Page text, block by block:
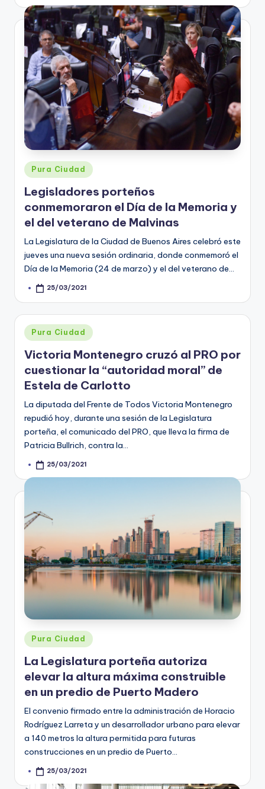
Posted
in
Pura Ciudad
Legisladores porteños
conmemoraron el Día de la Memoria y
el del veterano de Malvinas
La Legislatura de la Ciudad de Buenos Aires celebró este
jueves una nueva sesión ordinaria, donde conmemoró el
Día de la Memoria (24 de marzo) y el del veterano de…
Posted25/03/2021
Posted
in
Pura Ciudad
Victoria Montenegro cruzó al PRO por
cuestionar la “autoridad moral” de
Estela de Carlotto
La diputada del Frente de Todos Victoria Montenegro
repudió hoy, durante una sesión de la Legislatura
porteña, el comunicado del PRO, que lleva la firma de
Patricia Bullrich, contra la…
Posted25/03/2021
Posted
in
Pura Ciudad
La Legislatura porteña autoriza
elevar la altura máxima construible
en un predio de Puerto Madero
El convenio firmado entre la administración de Horacio
Rodríguez Larreta y un desarrollador urbano para elevar
a 140 metros la altura permitida para futuras
construcciones en un predio de Puerto…
Posted25/03/2021